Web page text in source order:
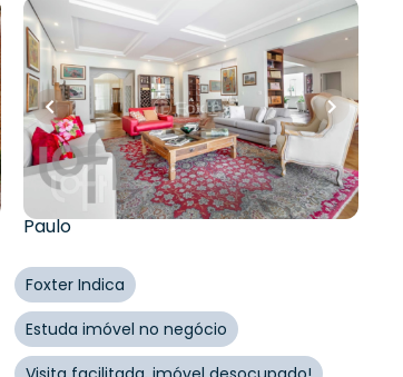
R$3.020.000,00
350m² •3quartos•1banheiro•
1vaga
Apartamento • Edificio Rampa do
Tunel
Rua Professor Picarolo,Bela Vista,São
Paulo
Foxter Indica
Estuda imóvel no negócio